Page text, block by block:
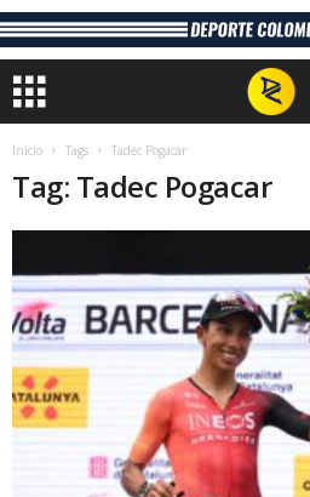
Inicio Tags Tadec Pogacar
Tag: Tadec Pogacar